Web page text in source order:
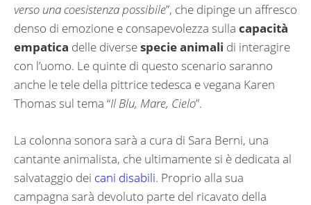
verso una coesistenza possibile”, che dipinge un affresco
denso di emozione e consapevolezza sulla capacità
empatica delle diversespecie animali di interagire
con l’uomo. Le quinte di questo scenario saranno
anche le tele della pittrice tedesca e vegana Karen
Thomas sul tema “Il Blu, Mare, Cielo”.
La colonna sonora sarà a cura di Sara Berni, una
cantante animalista, che ultimamente si è dedicata al
salvataggio dei cani disabili. Proprio alla sua
campagna sarà devoluto parte del ricavato della